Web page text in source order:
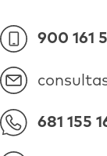
900 161
681 155